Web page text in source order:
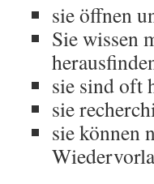
sie öffnen
Sie wissen
sie sind oft
sie
sie können